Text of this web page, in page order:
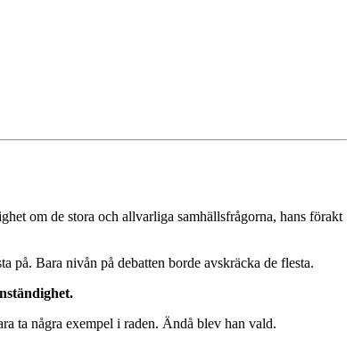
om de stora och allvarliga samhällsfrågorna, hans förakt
på. Bara nivån på debatten borde avskräcka de flesta.
ta några exempel i raden. Ändå blev han vald.